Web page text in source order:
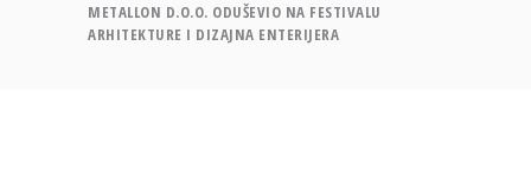
METALLON D.O.O. ODUŠEVIO NA FESTIVALU
ARHITEKTURE I DIZAJNA ENTERIJERA